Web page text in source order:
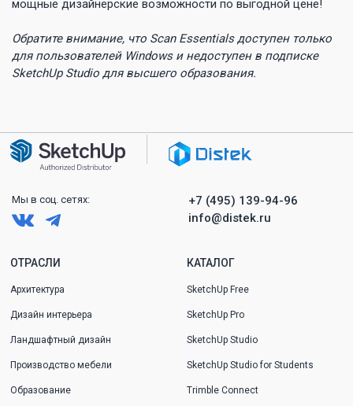
мощные дизайнерские возможности по выгодной цене!
Обратите внимание, что Scan Essentials доступен только
для пользователей Windows и недоступен в подписке
SketchUp Studio для высшего образования.
ОТРАСЛИ
Архитектура
Дизайн интерьера
Ландшафтный дизайн
Производство мебели
Образование
КАТАЛОГ
SketchUp Free
SketchUp Pro
SketchUp Studio
SketchUp Studio for Students
Trimble Connect
+7 (495) 139-94-96
info@distek.ru
Мы в соц. сетях: